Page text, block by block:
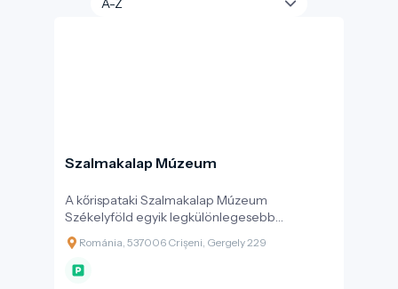
Szalmakalap Múzeum
A kőrispataki Szalmakalap Múzeum
Székelyföld egyik legkülönlegesebb
tematikus gyűjteménye, amely egy egyszerű,
mégis sokrétű használati tárgyon – a
szalmakalapon – keresztül mutatja be a helyi
Románia, 537006 Crișeni, Gergely 229